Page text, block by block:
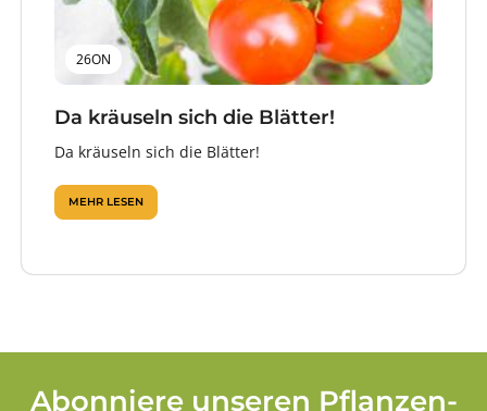
26ON
Da kräuseln sich die Blätter!
Da kräuseln sich die Blätter!
MEHR LESEN
Abonniere unseren Pflanzen-